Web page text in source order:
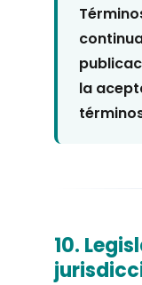
la
10.